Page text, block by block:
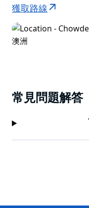
獲取路線
常見問題解答